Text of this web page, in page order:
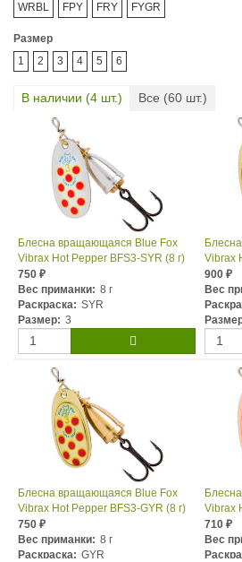
WRBL
FPY FRY FYGR
Размер
1
2 3 4 5 6
В наличии (4 шт.) Все (60 шт.)
Блесна вращающаяся Blue Fox
Vibrax Hot Pepper BFS3-SYR (8 г)
750 ₽
Вес приманки: 8 г
Раскраска: SYR
Размер: 3
Vibrax
900 ₽
Вес
Блесна вращающаяся Blue Fox
Vibrax Hot Pepper BFS3-GYR (8 г)
750 ₽
Вес приманки: 8 г
Раскраска: GYR
Vibrax
710 ₽
Вес